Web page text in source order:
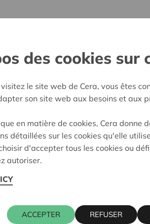
pour tous
Approuvé
des cookies sur
le site web de Cera, vous êtes
son site web aux besoins et aux
en matière de cookies, Cera donne
détaillées sur les cookies qu'elle
d'accepter tous les cookies ou
autoriser.
ACCEPTER REFUSER